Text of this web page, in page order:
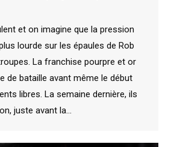
et on imagine que la pression
lourde sur les épaules de Rob
La franchise pourpre et or
de bataille avant même le début
libres. La semaine dernière, ils
juste avant la…